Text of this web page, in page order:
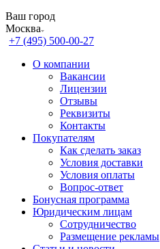
Ваш город
Москва
+7 (495) 500-00-27
О компании
Вакансии
Лицензии
Отзывы
Реквизиты
Контакты
Покупателям
Как сделать заказ
Условия доставки
Условия оплаты
Вопрос-ответ
Бонусная программа
Юридическим лицам
Сотрудничество
Размещение рекламы